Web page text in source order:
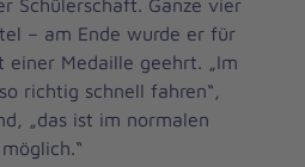
Schülerschaft. Ganze vier
– am Ende wurde er für
einer Medaille geehrt. „Im
richtig schnell fahren“,
„das ist im normalen